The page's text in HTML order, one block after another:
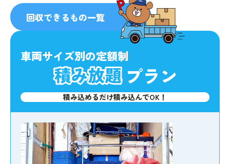
回収できるもの一覧
人気
No.1
車両サイズ別の定額制
プラン
積み込めるだけ積み込んでOK！